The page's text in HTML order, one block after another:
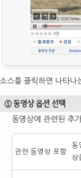
소스를 클릭하면 나타나
① 동영상 옵션 선택
동영상에 관련된 추
관련 동영상 포함
동
상